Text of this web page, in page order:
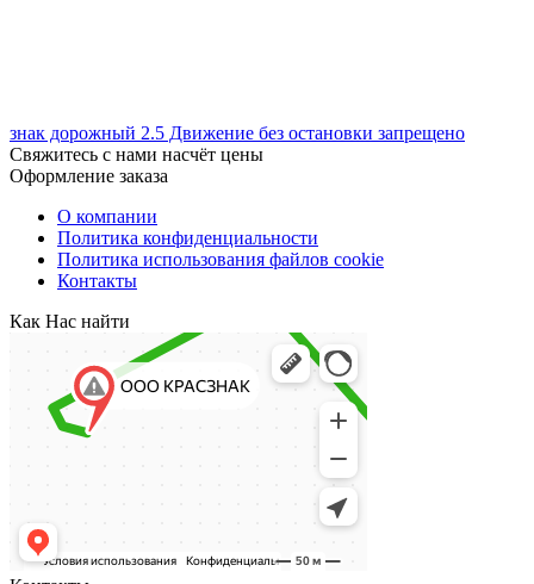
знак дорожный 2.5 Движение без остановки запрещено
Свяжитесь с нами насчёт цены
Оформление заказа
О компании
Политика конфиденциальности
Политика использования файлов cookie
Контакты
Как Нас найти